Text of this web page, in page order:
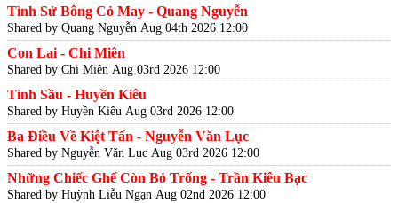
Tình Sử Bông Cỏ May - Quang Nguyễn
Shared by Quang Nguyễn Aug 04th 2026 12:00
Con Lai - Chi Miên
Shared by Chi Miên Aug 03rd 2026 12:00
Tình Sầu - Huyền Kiêu
Shared by Huyền Kiêu Aug 03rd 2026 12:00
Ba Điều Về Kiệt Tấn - Nguyễn Văn Lục
Shared by Nguyễn Văn Lục Aug 03rd 2026 12:00
Những Chiếc Ghế Còn Bỏ Trống - Trần Kiêu Bạc
Shared by Huỳnh Liễu Ngạn Aug 02nd 2026 12:00